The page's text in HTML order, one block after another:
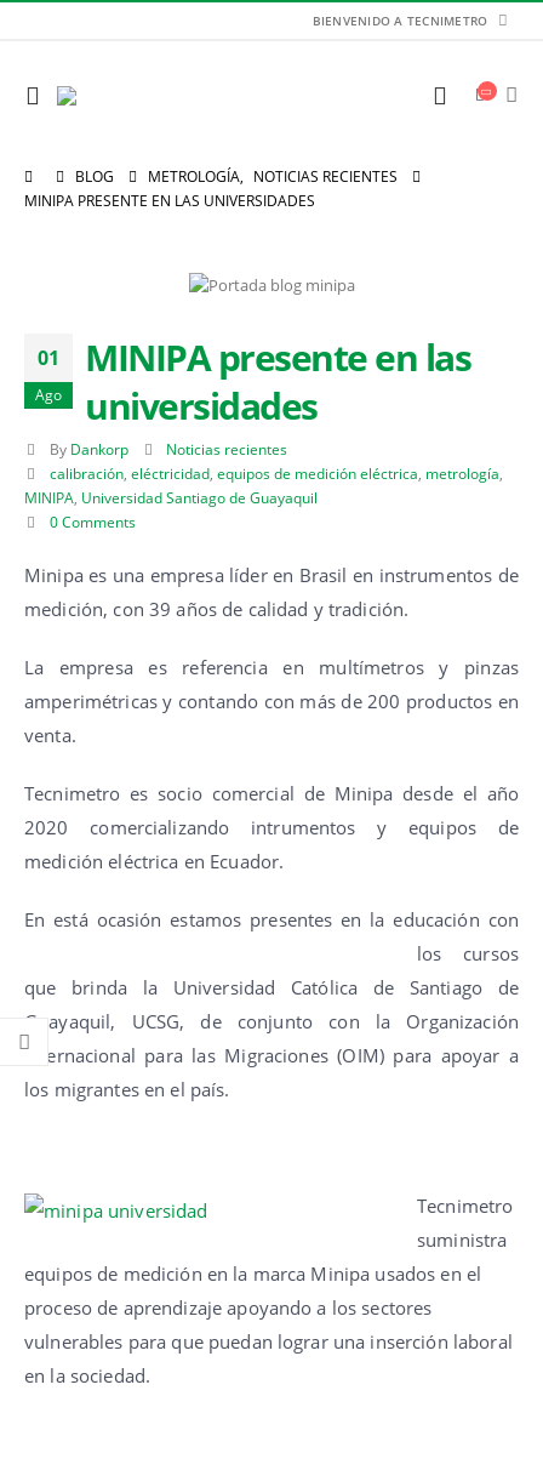
BIENVENIDO A TECNIMETRO
BLOG METROLOGÍA, NOTICIAS RECIENTES
MINIPA PRESENTE EN LAS UNIVERSIDADES
01
Ago
MINIPA presente en las
universidades
By Dankorp
Noticias recientes
calibración, eléctricidad, equipos de medición eléctrica metrología
MINIPA Universidad Santiago de Guayaquil
0 Comments
Minipa es una empresa líder en Brasil en instrumentos de
medición, con 39 años de calidad y tradición.
La empresa es referencia en multímetros y pinzas
amperimétricas y contando con más de 200 productos en
venta.
Tecnimetro es socio comercial de Minipa desde el año
2020 comercializando intrumentos y equipos de
medición eléctrica en Ecuador.
En está ocasión estamos presentes en la educación con
los cursos
que brinda la Universidad Católica de Santiago de
Guayaquil, UCSG, de conjunto con la Organización
Internacional para las Migraciones (OIM) para apoyar a
los migrantes en el país.
Tecnimetro
suministra
equipos de medición en la marca Minipa usados en el
proceso de aprendizaje apoyando a los sectores
vulnerables para que puedan lograr una inserción laboral
en la sociedad.